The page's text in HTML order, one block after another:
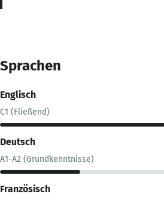
Sprachen
Englisch
C1 (Fließend)
Deutsch
A1-A2 (Grundkenntnisse)
Französisch